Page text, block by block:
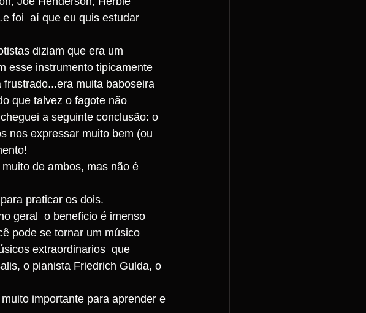
foi  aí que eu quis estudar
diziam que era um
esse instrumento tipicamente
muita baboseira
que talvez o fagote não
a seguinte conclusão: o
nos expressar muito bem (ou
de ambos, mas não é
praticar os dois.
geral  o beneficio é imenso
pode se tornar um músico
extraordinarios  que
o pianista Friedrich Gulda, o
importante para aprender e